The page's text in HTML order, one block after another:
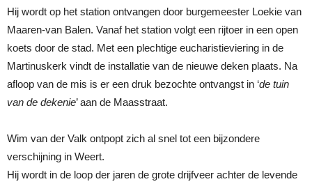
Hij wordt op het station ontvangen door burgemeester Loekie van
Maaren-van Balen. Vanaf het station volgt een rijtoer in een open
koets door de stad. Met een plechtige eucharistieviering in de
Martinuskerk vindt de installatie van de nieuwe deken plaats. Na
afloop van de mis is er een druk bezochte ontvangst in ‘de tuin
van de dekenie’ aan de Maasstraat.
Wim van der Valk ontpopt zich al snel tot een bijzondere
verschijning in Weert.
Hij wordt in de loop der jaren de grote drijfveer achter de levende